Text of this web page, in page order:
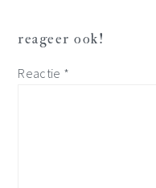
interacties
reageer ook!
Reactie *